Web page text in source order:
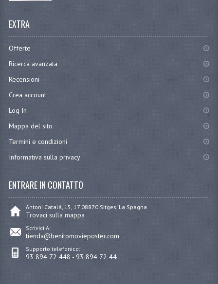
EXTRA
Offerte
Ricerca avanzata
Recensioni
Crea account
Log In
Mappa del sito
Termini e condizioni
Informativa sulla privacy
ENTRARE IN CONTATTO
Antoni Catalá, 15, 17 08870 Sitges, La Spagna
Trovaci sulla mappa
Scrivici A:
tienda@benitomovieposter.com
Supporto telefonico:
93 894 72 448 - 93 894 72 44